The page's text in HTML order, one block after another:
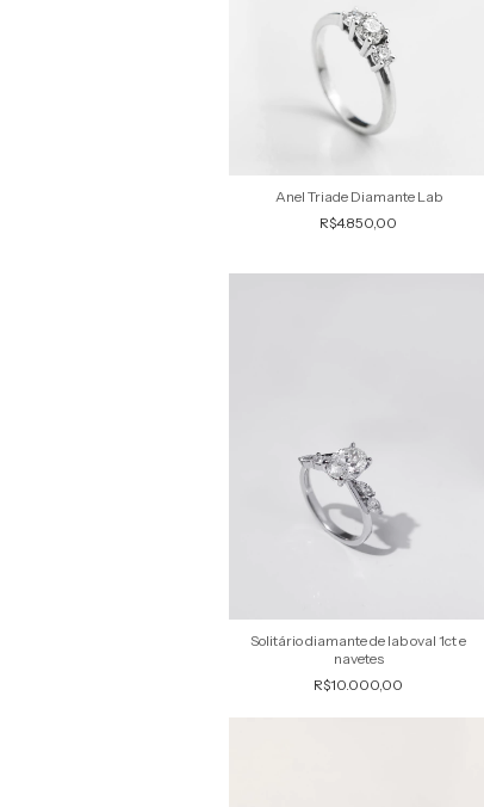
Anel Triade Diamante Lab
R$4.850,00
Solitário diamante de lab oval 1ct e
navetes
R$10.000,00